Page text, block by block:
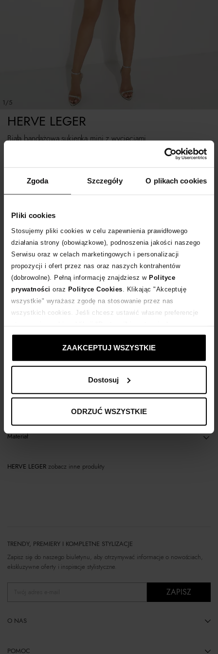
Zgoda Szczegóły O plikach cookies
Pliki cookies
Stosujemy pliki cookies w celu zapewnienia prawidłowego
działania strony (obowiązkowe), podnoszenia jakości naszego
Serwisu oraz w celach marketingowych i personalizacji
propozycji i ofert przez nas oraz naszych kontrahentów
(dobrowolne). Pełną informację znajdziesz w Polityce
prywatności oraz Polityce Cookies . Klikając "Akceptuję
wszystkie" wyrażasz zgodę na stosowanie przez nas
wszystkich cookies. Jeśli chcesz ustawić własne preferencje
ustawienia prywatności.
ZAAKCEPTUJ WSZYSTKIE
Dostosuj
ODRZUĆ WSZYSTKIE
1/5
Biała bandażowa sukienka mini z wycięciami
HERVE LEGER
Rozmiarówka standardowa.
Tabela rozmiarów
POWIADOM O DOSTAWIE
Dostawa od 0 zł
14 dni na zwrot towaru
Kup teraz, Zapłać później!
Materiał
HERVE LEGER zobacz inne produkty
TRENDY, PREMIERY I KOMPLETNE STYLIZACJE
Zapisz się do naszego biuletynu, aby otrzymywać informacje o nowościach,
ekskluzywne oferty i inspiracje stylistyczne.
ZAPISZ
O NAS
POMOC